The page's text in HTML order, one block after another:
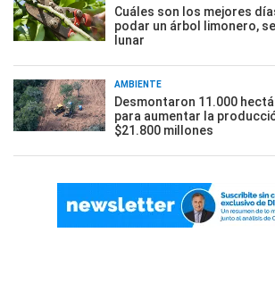
Cuáles son los mejores
podar un árbol limonero,
lunar
AMBIENTE
Desmontaron 11.000
para aumentar la
$21.800 millones